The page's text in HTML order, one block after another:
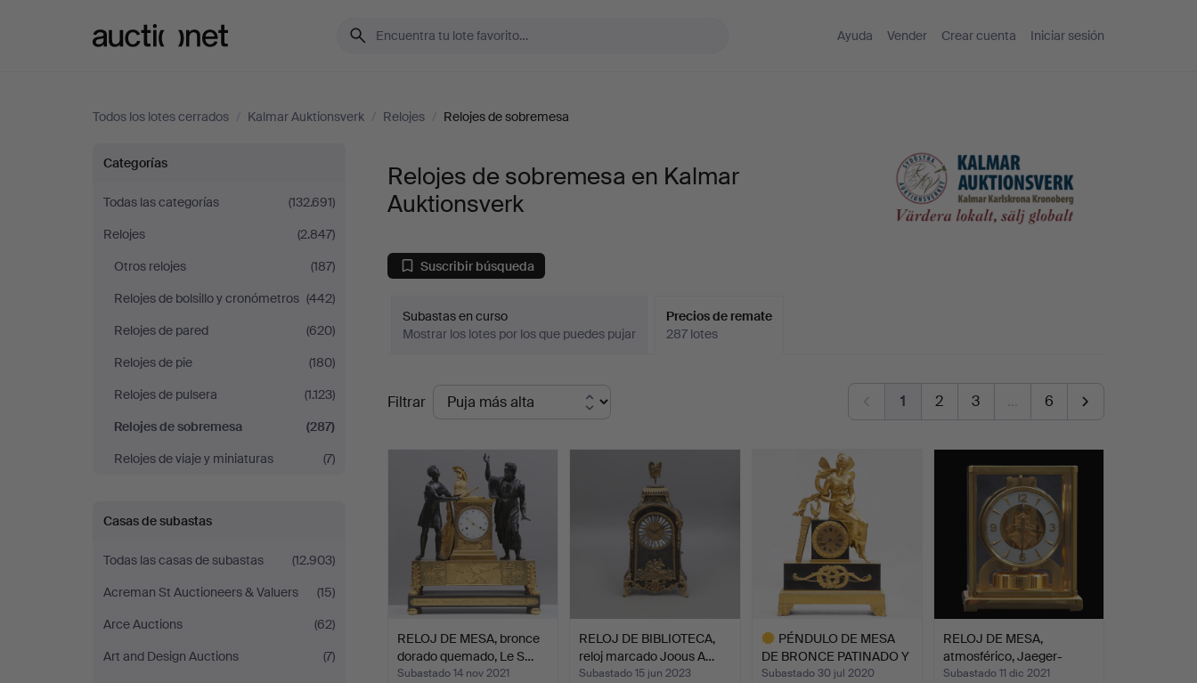
Ayuda Vender Crear cuenta Iniciar sesión
Todos los lotes cerrados / Kalmar Auktionsverk / Relojes / Relojes de sobremesa
Relojes
de
sobremesa
en
Kalmar
Auktionsverk
Categorías
Todas las categorías
(132.691)
Relojes
(2.847)
Otros relojes
(187)
Relojes de bolsillo y cronómetros (442)
Relojes de pared
(620)
Relojes de pie
(180)
Relojes de pulsera
(1.123)
Relojes de sobremesa
(287)
Relojes de viaje y miniaturas
(7)
Casas de subastas
Todas las casas de subastas
(12.903)
Acreman St Auctioneers & Valuers
(15)
Arce Auctions
(62)
Art and Design Auctions
(7)
Relojes de sobremesa en Kalmar
Auktionsverk
Suscribir búsqueda
Subastas en curso
Mostrar los lotes por los que puedes pujar
Precios de remate
287 lotes
Precios
de
remate
Filtrar 1 2 3 … 6
RELOJ DE MESA, bronce
dorado quemado, Le S…
Subastado 14 nov 2021
RELOJ DE BIBLIOTECA,
reloj marcado Joous A…
Subastado 15 jun 2023
PÉNDULO DE MESA
DE BRONCE PATINADO Y
MOSTA…
Subastado 30 jul 2020
RELOJ DE MESA,
atmosférico, Jaeger-
leCoult…
Subastado 11 dic 2021